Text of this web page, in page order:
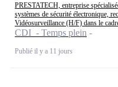
PRESTATECH, entreprise
systèmes de sécurité électronique,
Vidéosurveillance (H/F) dans le cadre
CDI - Temps plein
Publié il y a 11 jours